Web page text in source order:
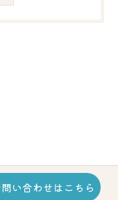
い合わせはこちら